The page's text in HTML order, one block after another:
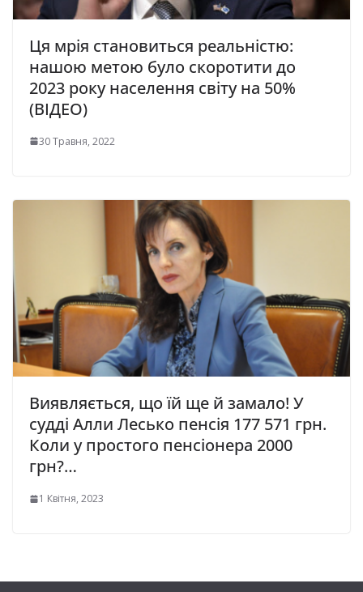
Ця мрія становиться реальністю:
нашою метою було скоротити до
2023 року населення світу на 50%
(ВІДЕО)
30 Травня, 2022
Виявляється, що їй ще й замало! У
судді Алли Лесько пенсія 177 571 грн.
Коли у простого пенсіонера 2000
грн?…
1 Квітня, 2023